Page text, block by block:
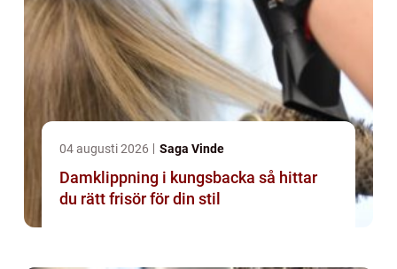
04 augusti 2026 Saga Vinde
Damklippning i kungsbacka så hittar
du rätt frisör för din stil